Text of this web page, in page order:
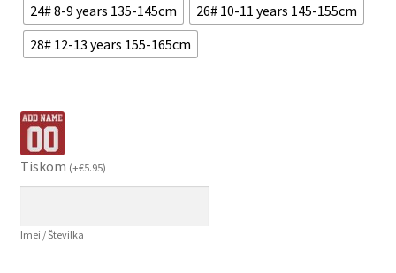
24# 8-9 years 135-145cm
26# 10-11 years 145-155cm
28# 12-13 years 155-165cm
Tiskom (+€5.95)
Imei / Številka